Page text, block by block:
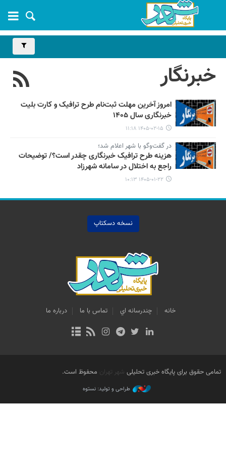
خبرنگار
امروز آخرین مهلت ثبت‌نام طرح ترافیک و کارت بلیت
خبرنگاری سال ۱۴۰۵
۱۴۰۵-۰۲-۱۵ ۱۱:۱۸
در گفت‌وگو با شهر اعلام شد؛
هزینه طرح ترافیک خبرنگاری چقدر است؟/ توضیحات
راجع به اختلال در سامانه شهرزاد
۱۴۰۵-۰۱-۲۲ ۱۰:۱۳
نسخه دسکتاپ
خانه چندرسانه اي تماس با ما درباره ما
تمامی حقوق برای پایگاه خبری تحلیلی شهر تهران محفوظ است.
طراحی و تولید: نستوه